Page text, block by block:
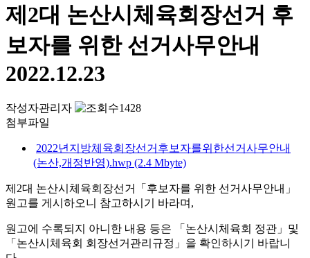
제2대 논산시체육회장선거 후
보자를 위한 선거사무안내
2022.12.23
작성자관리자
1428
첨부파일
2022년지방체육회장선거후보자를위한선거사무안내
(논산,개정반영).hwp (2.4 Mbyte)
제2대 논산시체육회장선거「후보자를 위한 선거사무안내」
원고를 게시하오니 참고하시기 바라며,
원고에 수록되지 아니한 내용 등은 「논산시체육회 정관」및
「논산시체육회 회장선거관리규정」을 확인하시기 바랍니